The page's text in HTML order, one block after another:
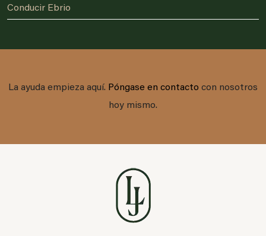
Conducir Ebrio
La ayuda empieza aquí. Póngase en contacto con nosotros
hoy mismo.